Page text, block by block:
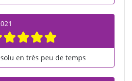
en très peu de temps